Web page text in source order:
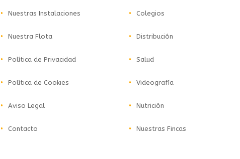
Nuestras Instalaciones
Nuestra Flota
Política de Privacidad
Política de Cookies
Aviso Legal
Contacto
Colegios
Distribución
Salud
Videografía
Nutrición
Nuestras Fincas